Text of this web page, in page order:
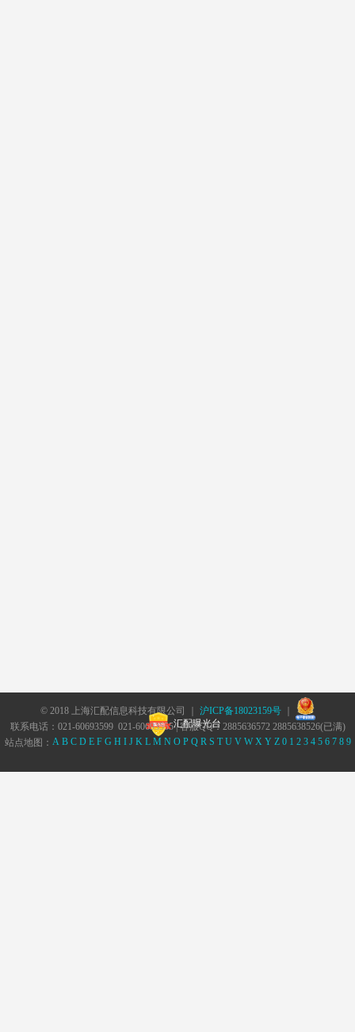
© 2018 上海汇配信息科技有限公司 ｜ 沪ICP备18023159号｜
汇配曝光台
联系电话：021-60693599 021-60693555 | 客服QQ：2885636572 2885638526(已满)
站点地图： A B C D E F G H I J K L M N O P Q R S T U V W X Y Z 0 1 2 3 4 5 6 7 8 9